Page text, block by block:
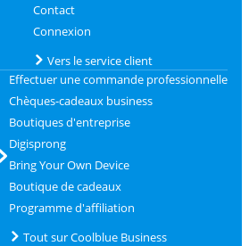
Contact
Connexion
Vers le service client
Effectuer une commande professionnelle
Chèques-cadeaux business
Boutiques d'entreprise
Digisprong
Bring Your Own Device
Boutique de cadeaux
Programme d'affiliation
Tout sur Coolblue Business